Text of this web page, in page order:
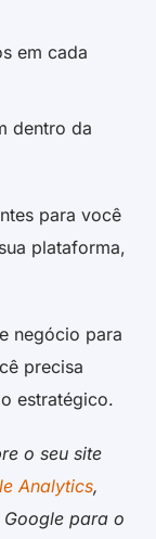
em cada
dentro da
para você
plataforma,
negócio para
precisa
estratégico.
o seu site
Analytics,
para o